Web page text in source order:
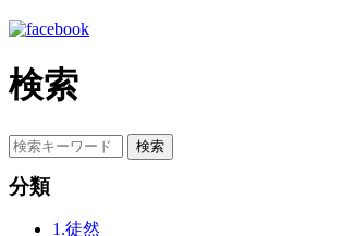
検索
分類
1.徒然